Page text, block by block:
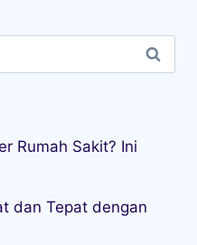
Rumah Sakit? Ini
dan Tepat dengan